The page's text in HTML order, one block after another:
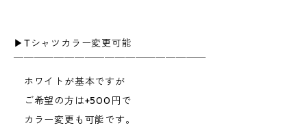
▶︎Tシャツカラー変更可能
￣￣￣￣￣￣￣￣￣￣￣￣￣￣￣￣￣￣￣
ホワイトが基本ですが
ご希望の方は+500円で
カラー変更も可能です。